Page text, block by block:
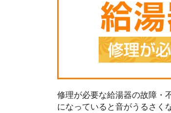
修理が必要な給湯器の故障・
になっていると音がうるさく